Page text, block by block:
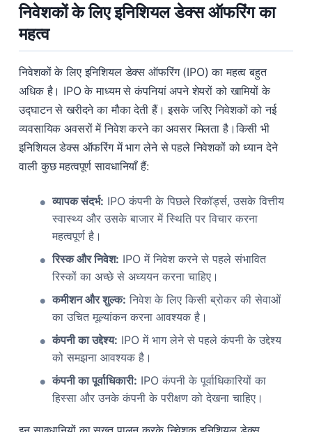
निवेशकों के लिए इनिशियल डेक्स ऑफरिंग का
महत्व
निवेशकों के लिए इनिशियल डेक्स ऑफरिंग (IPO) का महत्व बहुत
अधिक है। IPO के माध्यम से कंपनियां अपने शेयरों को खामियों के
उद्घाटन से खरीदने का मौका देती हैं। इसके जरिए निवेशकों को नई
व्यवसायिक अवसरों में निवेश करने का अवसर मिलता है।किसी भी
इनिशियल डेक्स ऑफरिंग में भाग लेने से पहले निवेशकों को ध्यान देने
वाली कुछ महत्वपूर्ण सावधानियाँ हैं:
व्यापक संदर्भ: IPO कंपनी के पिछले रिकॉर्ड्स, उसके वित्तीय
स्वास्थ्य और उसके बाजार में स्थिति पर विचार करना
महत्वपूर्ण है।
रिस्क और निवेश: IPO में निवेश करने से पहले संभावित
रिस्कों का अच्छे से अध्ययन करना चाहिए।
कमीशन और शुल्क: निवेश के लिए किसी ब्रोकर की सेवाओं
का उचित मूल्यांकन करना आवश्यक है।
कंपनी का उद्देश्य: IPO में भाग लेने से पहले कंपनी के उद्देश्य
को समझना आवश्यक है।
कंपनी का पूर्वाधिकारी: IPO कंपनी के पूर्वाधिकारियों का
हिस्सा और उनके कंपनी के परीक्षण को देखना चाहिए।